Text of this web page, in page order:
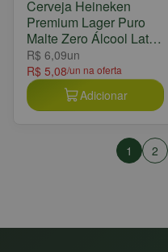
Cerveja Heineken
Premium Lager Puro
Malte Zero Álcool Lata
350ml
R$ 6,09un
R$ 5,08/un na oferta
Adicionar
1 2